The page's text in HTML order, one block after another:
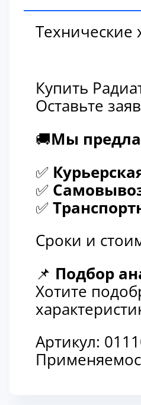
Технические
Купить
Оставьте
🚚Мы
✅
✅
✅
Сроки и
📌 Подбор
Хотите
Артикул: